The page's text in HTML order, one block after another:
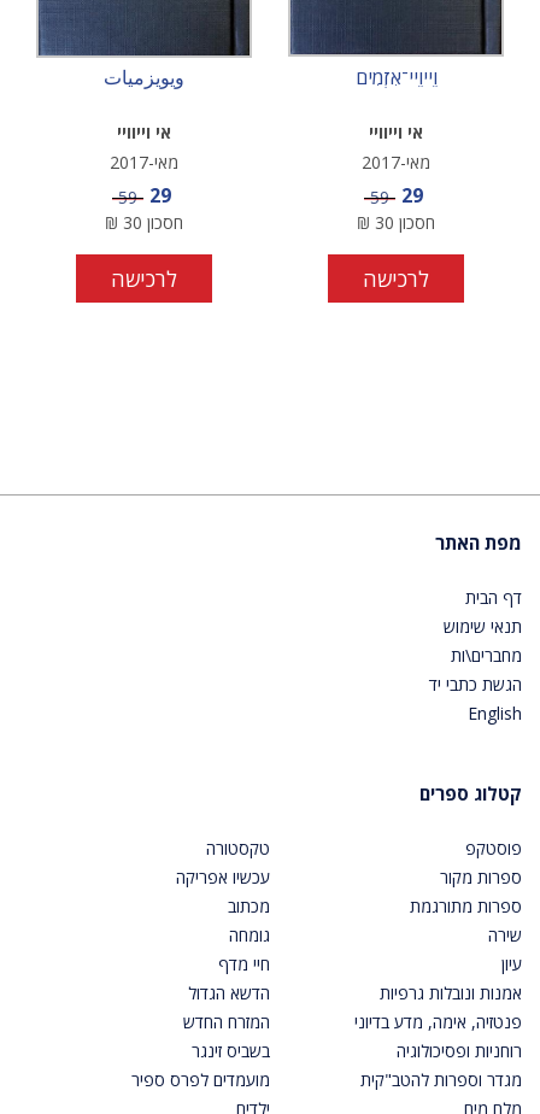
וֵייוֵיי־אִזְמִים
אי וייוויי
מאי-2017
מחיר מבצע
29 מחיר
59
חסכון 30
₪
לרכישה
ويويزميات
אי וייוויי
מאי-2017
מחיר מבצע
29 מחיר
59
חסכון 30
₪
לרכישה
מפת האתר
דף הבית
תנאי שימוש
מחברים\ות
הגשת כתבי יד
English
קטלוג ספרים
פוסטקפ
ספרות מקור
ספרות מתורגמת
שירה
עיון
אמנות ונובלות גרפיות
פנטזיה, אימה, מדע בדיוני
רוחניות ופסיכולוגיה
מגדר וספרות להטב"קית
מלח מים
טקסטורה
עכשיו אפריקה
מכתוב
גומחה
חיי מדף
הדשא הגדול
המזרח החדש
בשביס זינגר
מועמדים לפרס ספיר
ילדים